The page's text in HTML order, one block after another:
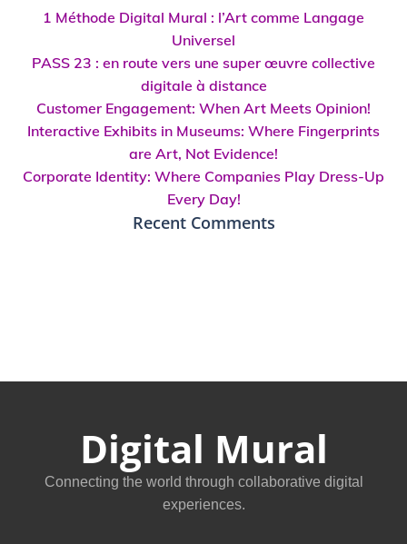
1 Méthode Digital Mural : l’Art comme Langage
Universel
PASS 23 : en route vers une super œuvre collective
digitale à distance
Customer Engagement: When Art Meets Opinion!
Interactive Exhibits in Museums: Where Fingerprints
are Art, Not Evidence!
Corporate Identity: Where Companies Play Dress-Up
Every Day!
Recent Comments
Digital Mural
Connecting the world through collaborative digital
experiences.